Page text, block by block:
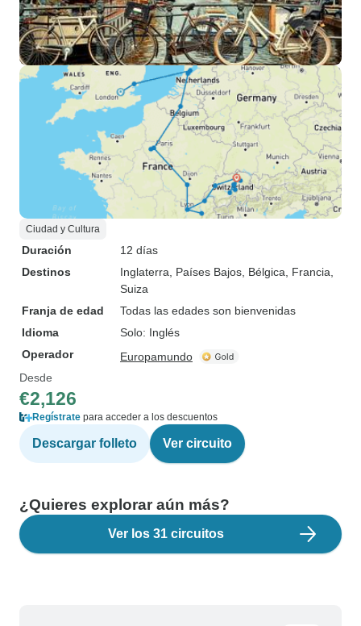
Ciudad y Cultura
Duración
12 días
Destinos
Inglaterra , Países Bajos , Bélgica , Francia
Suiza
Franja de edad
Todas las edades son bienvenidas
Idioma
Solo: Inglés
Operador
Europamundo
Desde
€2,126
Regístrate para acceder a los descuentos
Descargar folleto Ver circuito
¿Quieres explorar aún más?
Ver los 31 circuitos